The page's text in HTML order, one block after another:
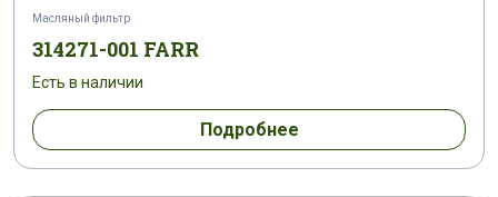
Масляный фильтр
314271-001 FARR
Есть в наличии
Подробнее